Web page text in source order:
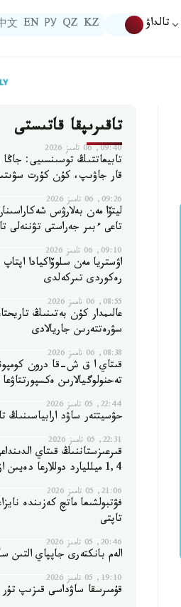
تالداۋ KZ
QZ
РУ
EN
文
تاقىرىپقا قاتىستى
09:40, 06 تامىز 2026
تابيعاتتىڭ توسىنسىيى: جاڭا
قار جاۋىپ، كۇن كۇرت
09:26, 06 تامىز 2026
ليتۆا مەن بەلارۋس
تاعى ءبىر جەراستى تۋننەلى
09:10, 06 تامىز 2026
اۋستريا مەن سلوۆاكيادا
رەكوردى تىركەلدى
08:55, 06 تامىز 2026
عالىمدار كۇن بەتىنىڭ
سۋرەتتەرىن جاريالادى
08:38, 06 تامىز 2026
قىتاي ا ق ش-قا درون
تەحنولوگيالارىن
22:44, 05 تامىز 2026
حۋسيتتەر ساۋد ارابياسىنىڭ
22:31, 05 تامىز 2026
قىرعىزستاننىڭ قىتاي
1,4 ميلليارد دوللارعا دەيىن ازايدى
21:06, 05 تامىز 2026
فۋتبولشىعا ماتچ كەزىندە
تاپتى
20:46, 05 تامىز 2026
الەم بانكتەرى جاپپاي التىن
19:10, 05 تامىز 2026
قۇمىرسقا ساۋداسى قىزىپ تۇر